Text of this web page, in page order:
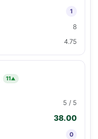
1
8
4.75
11▲
5 / 5
38.00
0